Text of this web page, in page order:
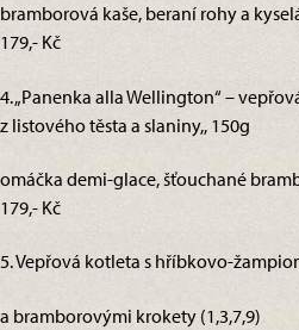
bramborová kaše, beraní rohy a
179,- Kč
4. „Panenka alla Wellington“ –
z listového těsta a slaniny,, 150g
omáčka demi-glace, šťouchané
179,- Kč
5. Vepřová kotleta s hříbkovo-
a bramborovými krokety (1,3,7,9)